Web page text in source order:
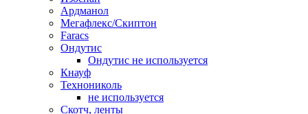
Ардманол
Мегафлекс/Скиптон
Faracs
Ондутис
Ондутис не используется
Кнауф
Технониколь
не используется
Скотч, ленты